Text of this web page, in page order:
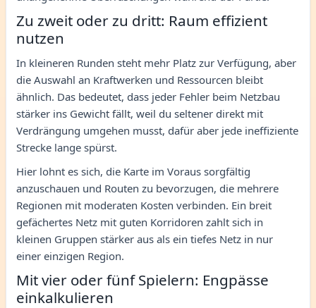
Zu zweit oder zu dritt: Raum effizient
nutzen
In kleineren Runden steht mehr Platz zur Verfügung, aber
die Auswahl an Kraftwerken und Ressourcen bleibt
ähnlich. Das bedeutet, dass jeder Fehler beim Netzbau
stärker ins Gewicht fällt, weil du seltener direkt mit
Verdrängung umgehen musst, dafür aber jede ineffiziente
Strecke lange spürst.
Hier lohnt es sich, die Karte im Voraus sorgfältig
anzuschauen und Routen zu bevorzugen, die mehrere
Regionen mit moderaten Kosten verbinden. Ein breit
gefächertes Netz mit guten Korridoren zahlt sich in
kleinen Gruppen stärker aus als ein tiefes Netz in nur
einer einzigen Region.
Mit vier oder fünf Spielern: Engpässe
einkalkulieren